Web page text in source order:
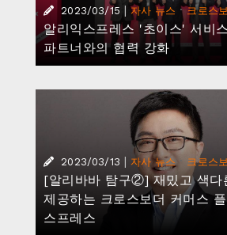
2023/03/15 자사 뉴스 ·크로스
알리익스프레스 '초이스' 서비
파트너와의 협력 강화
2023/03/13 자사 뉴스 · 크로스
[알리바바 탐구②] 재밌고 색다
제공하는 크로스보더 커머스
스프레스